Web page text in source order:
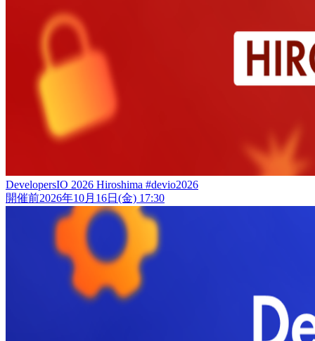
DevelopersIO 2026 Hiroshima #devio2026
開催前2026年10月16日(金) 17:30